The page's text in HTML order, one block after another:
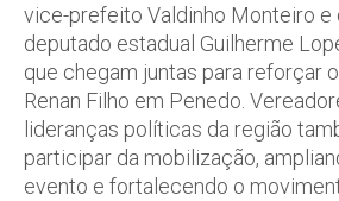
vice-prefeito Valdinho Monteiro e
deputado estadual Guilherme
que chegam juntas para reforçar
Renan Filho em Penedo.
lideranças políticas da região
participar da mobilização,
evento e fortalecendo o